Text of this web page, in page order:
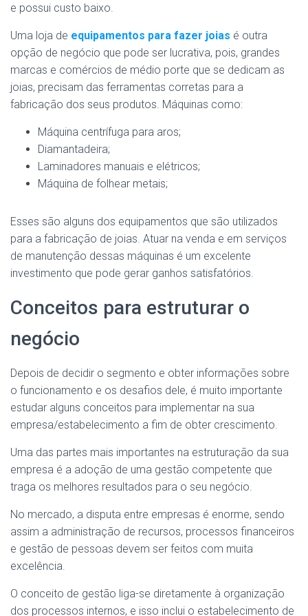
e possui custo baixo.
Uma loja de equipamentos para fazer joias é outra
opção de negócio que pode ser lucrativa, pois, grandes
marcas e comércios de médio porte que se dedicam as
joias, precisam das ferramentas corretas para a
fabricação dos seus produtos. Máquinas como:
Máquina centrífuga para aros;
Diamantadeira;
Laminadores manuais e elétricos;
Máquina de folhear metais;
Esses são alguns dos equipamentos que são utilizados
para a fabricação de joias. Atuar na venda e em serviços
de manutenção dessas máquinas é um excelente
investimento que pode gerar ganhos satisfatórios.
Conceitos para estruturar o
negócio
Depois de decidir o segmento e obter informações sobre
o funcionamento e os desafios dele, é muito importante
estudar alguns conceitos para implementar na sua
empresa/estabelecimento a fim de obter crescimento.
Uma das partes mais importantes na estruturação da sua
empresa é a adoção de uma gestão competente que
traga os melhores resultados para o seu negócio.
No mercado, a disputa entre empresas é enorme, sendo
assim a administração de recursos, processos financeiros
e gestão de pessoas devem ser feitos com muita
excelência.
O conceito de gestão liga-se diretamente à organização
dos processos internos, e isso inclui o estabelecimento de